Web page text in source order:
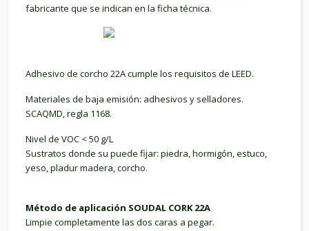
fabricante que se indican en la ficha técnica.
Adhesivo de corcho 22A cumple los requisitos de LEED.
Materiales de baja emisión: adhesivos y selladores.
SCAQMD, regla 1168.
Nivel de VOC < 50 g/L
Sustratos donde su puede fijar: piedra, hormigón, estuco,
yeso, pladur madera, corcho.
Método de aplicación SOUDAL CORK 22A
Limpie completamente las dos caras a pegar.